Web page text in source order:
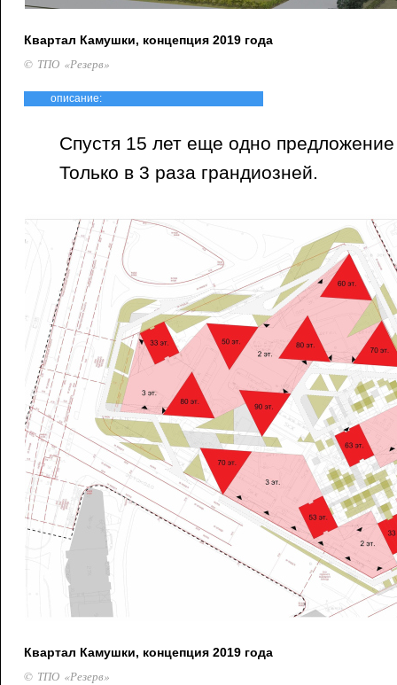
Квартал Камушки, концепция 2019 года
© ТПО «Резерв»
описание:
Спустя 15 лет еще одно
Только в 3 раза грандиозней.
Квартал Камушки, концепция 2019 года
© ТПО «Резерв»